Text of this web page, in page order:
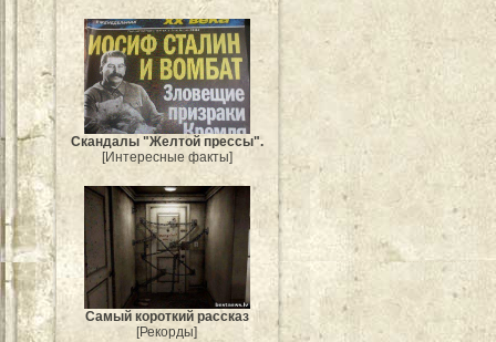
Скандалы "Желтой прессы".
[Интересные факты]
Самый короткий рассказ
[Рекорды]